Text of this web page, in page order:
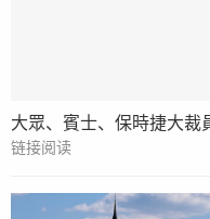
大眾、賓士、保時捷大裁
链接阅读